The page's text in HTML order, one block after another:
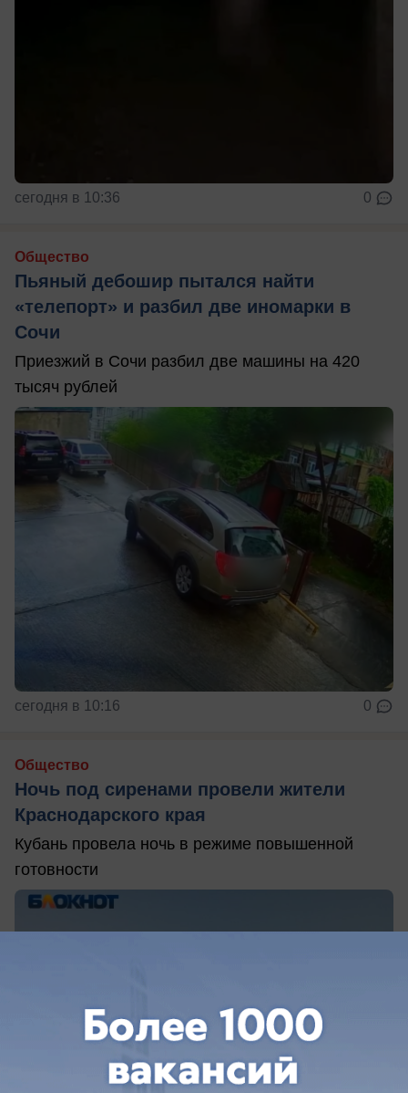
сегодня в 10:36 0
Общество
Пьяный дебошир пытался найти
«телепорт» и разбил две иномарки в
Сочи
Приезжий в Сочи разбил две машины на 420
тысяч рублей
сегодня в 10:16 0
Общество
Ночь под сиренами провели жители
Краснодарского края
Кубань провела ночь в режиме повышенной
готовности